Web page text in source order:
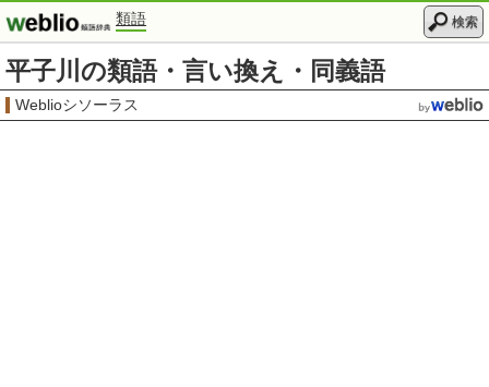
類語 検索
平子川の類語・言い換え・同義語
Weblioシソーラス